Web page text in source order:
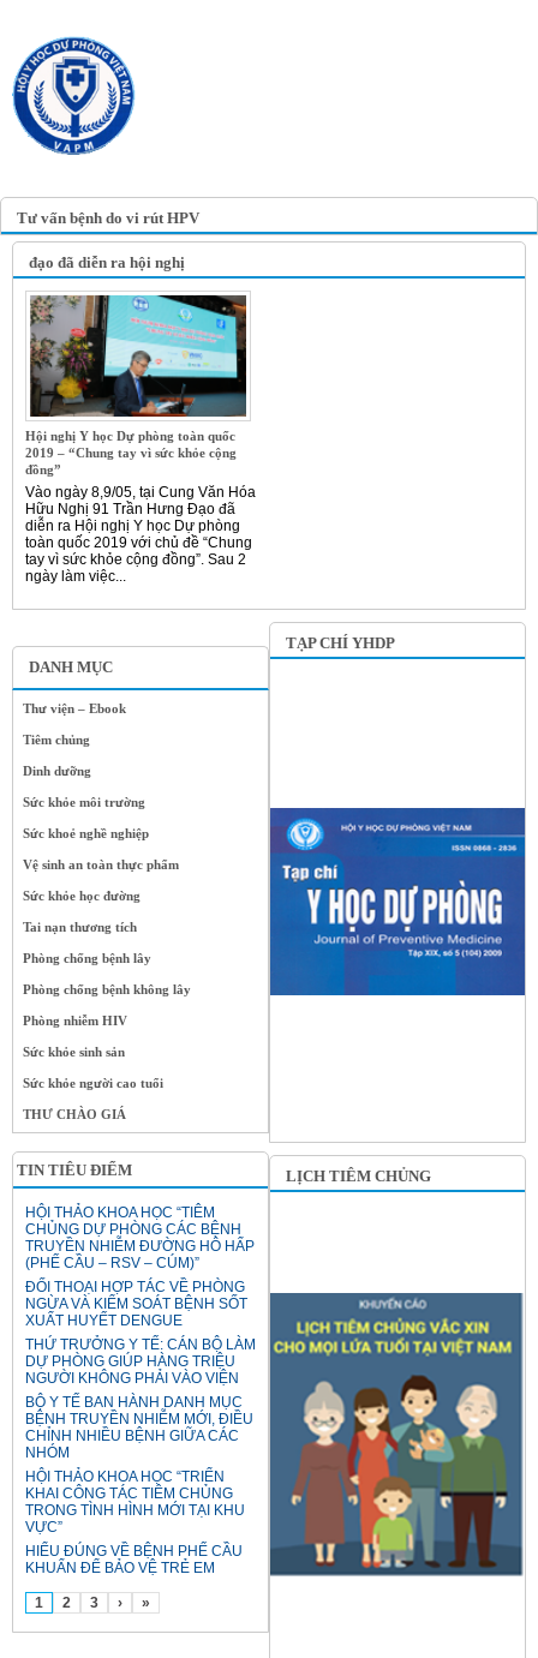
Tư vấn bệnh do vi rút HPV
DANH MỤC
Thư viện – Ebook
Tiêm chủng
Dinh dưỡng
Sức khỏe môi trường
Sức khoẻ nghề nghiệp
Vệ sinh an toàn thực phẩm
Sức khỏe học đường
Tai nạn thương tích
Phòng chống bệnh lây
Phòng chống bệnh không lây
Phòng nhiễm HIV
Sức khỏe sinh sản
Sức khỏe người cao tuổi
THƯ CHÀO GIÁ
TIN TIÊU ĐIỂM
HỘI THẢO KHOA HỌC “TIÊM
CHỦNG DỰ PHÒNG CÁC BỆNH
TRUYỀN NHIỄM ĐƯỜNG HÔ HẤP
(PHẾ CẦU – RSV – CÚM)”
ĐỐI THOẠI HỢP TÁC VỀ PHÒNG
NGỪA VÀ KIỂM SOÁT BỆNH SỐT
XUẤT HUYẾT DENGUE
THỨ TRƯỞNG Y TẾ: CÁN BỘ LÀM
DỰ PHÒNG GIÚP HÀNG TRIỆU
NGƯỜI KHÔNG PHẢI VÀO VIỆN
BỘ Y TẾ BAN HÀNH DANH MỤC
BỆNH TRUYỀN NHIỄM MỚI, ĐIỀU
CHỈNH NHIỀU BỆNH GIỮA CÁC
NHÓM
HỘI THẢO KHOA HỌC “TRIỂN
KHAI CÔNG TÁC TIÊM CHỦNG
TRONG TÌNH HÌNH MỚI TẠI KHU
VỰC”
HIỂU ĐÚNG VỀ BỆNH PHẾ CẦU
KHUẨN ĐỂ BẢO VỆ TRẺ EM
1 2 3 › »
đạo đã diễn ra hội nghị
Hội nghị Y học Dự phòng toàn quốc
2019 – “Chung tay vì sức khỏe cộng
đồng”
Vào ngày 8,9/05, tại Cung Văn Hóa
Hữu Nghị 91 Trần Hưng Đạo đã
diễn ra Hội nghị Y học Dự phòng
toàn quốc 2019 với chủ đề “Chung
tay vì sức khỏe cộng đồng”. Sau 2
ngày làm việc...
TẠP CHÍ YHDP
LỊCH TIÊM CHỦNG